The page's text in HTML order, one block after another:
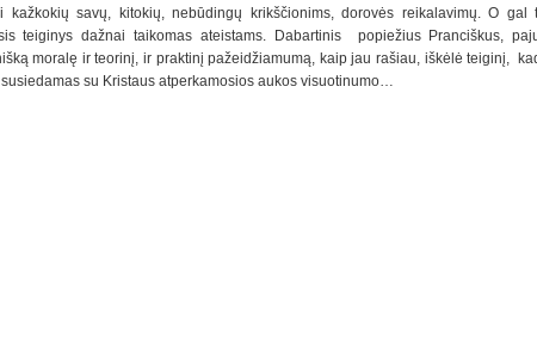
kažkokių savų, kitokių, nebūdingų krikščionims, dorovės reikalavimų. O gal
teiginys dažnai taikomas ateistams. Dabartinis popiežius Pranciškus,
moralę ir teorinį, ir praktinį pažeidžiamumą, kaip jau rašiau, iškėlė teiginį,
su Kristaus atperkamosios aukos visuotinumo…